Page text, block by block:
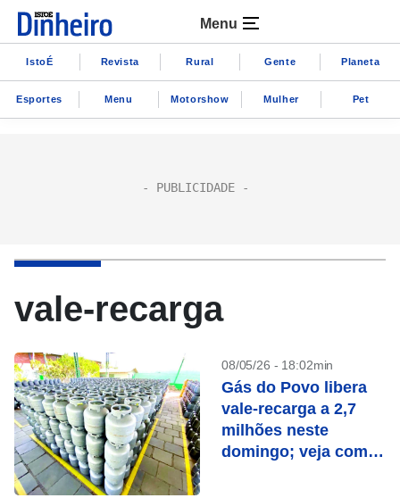
Menu
IstoÉ Revista Rural Gente Planeta
Esportes Menu Motorshow Mulher Pet
vale-recarga
08/05/26 - 18:02min
Gás do Povo libera
vale-recarga a 2,7
milhões neste
domingo; veja como